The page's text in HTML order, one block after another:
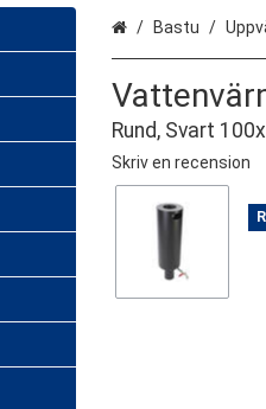
HemBastu
Rund, Svart
Skriv en recension